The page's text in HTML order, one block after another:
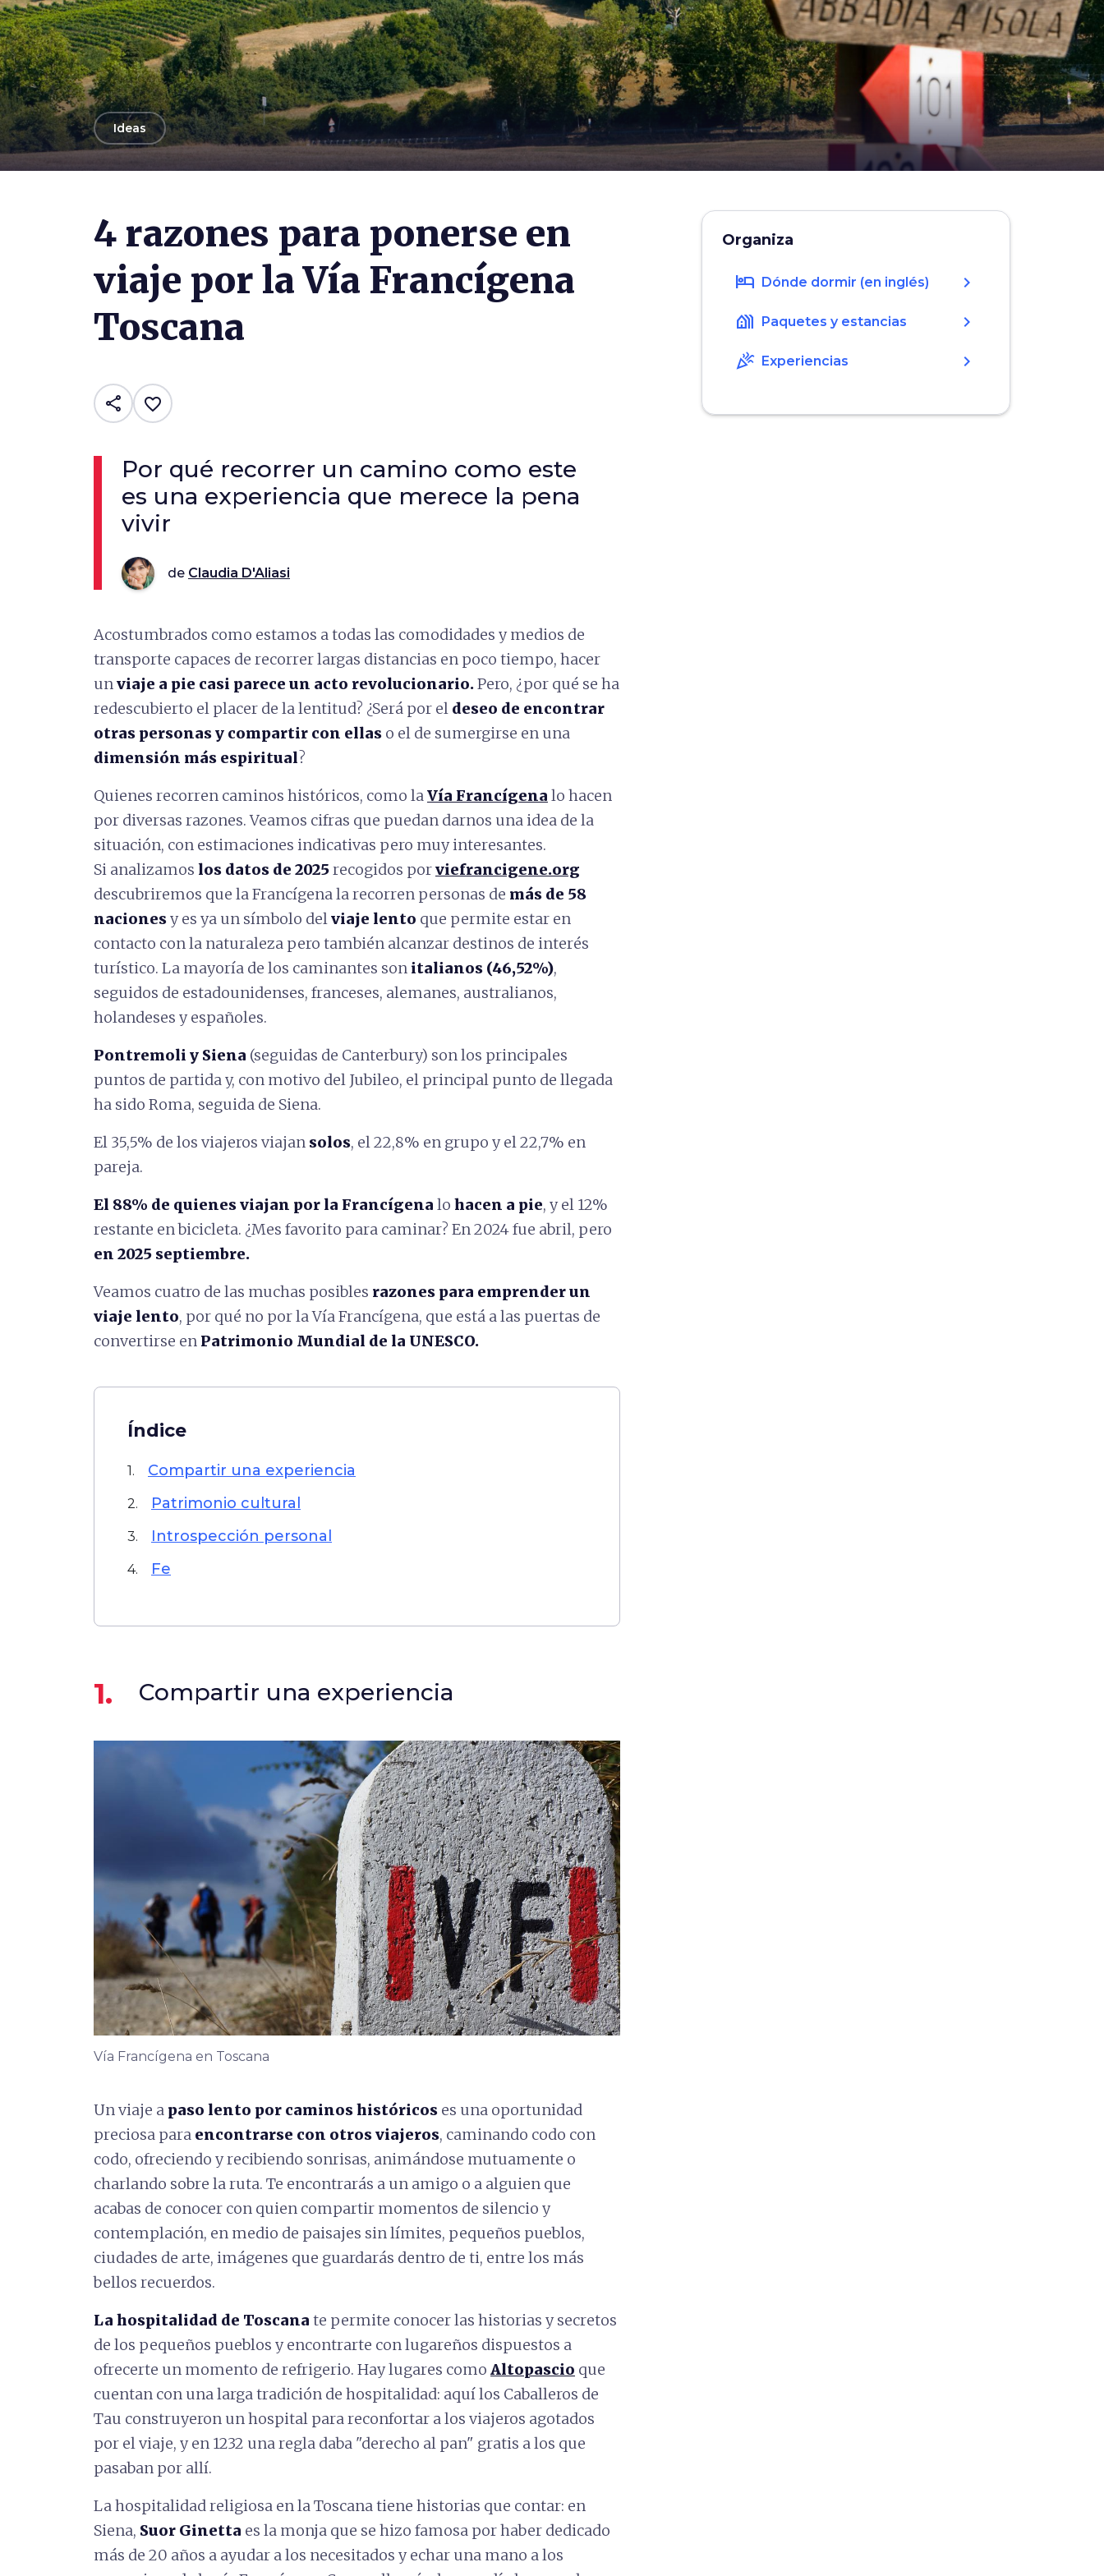
arrow_backIdeas
4 razones para ponerse en
viaje por la Vía Francígena
Toscana
share favorite_border
Por qué recorrer un camino como este
es una experiencia que merece la pena
vivir
de Claudia D'Aliasi
Acostumbrados como estamos a todas las comodidades y medios de
transporte capaces de recorrer largas distancias en poco tiempo, hacer
unviaje a pie casi parece un acto revolucionario.Pero, ¿por qué se ha
redescubierto el placer de la lentitud? ¿Será por el deseo de encontrar
otras personas y compartir con ellas o el de sumergirse en una
dimensión más espiritual?
Quienes recorren caminos históricos, como laVía Francígena lo hacen
por diversas razones. Veamos cifras que puedan darnos una idea de la
situación, con estimaciones indicativas pero muy interesantes.
Si analizamos los datos de 2025recogidos porviefrancigene.org
descubriremos que la Francígena la recorren personas de más de 58
nacionesy es ya un símbolo delviaje lento que permite estar en
contacto con la naturaleza pero también alcanzar destinos de interés
turístico. La mayoría de los caminantes son italianos (46,52%),
seguidos de estadounidenses, franceses, alemanes, australianos,
holandeses y españoles.
Pontremoli y Siena (seguidas de Canterbury) son los principales
puntos de partida y, con motivo del Jubileo, el principal punto de llegada
ha sido Roma, seguida de Siena.
El 35,5% de los viajeros viajan solos, el 22,8% en grupo y el 22,7% en
pareja.
El 88% de quienes viajan por la Francígena lo hacen a pie, y el 12%
restante en bicicleta. ¿Mes favorito para caminar? En 2024 fue abril, pero
en 2025 septiembre.
Veamos cuatro de las muchas posibles razones para emprender un
viaje lento, por qué no por la Vía Francígena, que está a las puertas de
convertirse en Patrimonio Mundial de la UNESCO.
Índice
1. Compartir una experiencia
2. Patrimonio cultural
3. Introspección personal
4. Fe
1. Compartir una experiencia
Vía Francígena en Toscana
Un viaje a paso lento por caminos históricos es una oportunidad
preciosa para encontrarse con otros viajeros, caminando codo con
codo, ofreciendo y recibiendo sonrisas, animándose mutuamente o
charlando sobre la ruta. Te encontrarás a un amigo o a alguien que
acabas de conocer con quien compartir momentos de silencio y
contemplación, en medio de paisajes sin límites, pequeños pueblos,
ciudades de arte, imágenes que guardarás dentro de ti, entre los más
bellos recuerdos.
La hospitalidad de Toscana te permite conocer las historias y secretos
de los pequeños pueblos y encontrarte con lugareños dispuestos a
ofrecerte un momento de refrigerio. Hay lugares como Altopascio que
cuentan con una larga tradición de hospitalidad: aquí los Caballeros de
Tau construyeron un hospital para reconfortar a los viajeros agotados
por el viaje, y en 1232 una regla daba "derecho al pan" gratis a los que
pasaban por allí.
La hospitalidad religiosa en la Toscana tiene historias que contar: en
Siena, Suor Ginetta es la monja que se hizo famosa por haber dedicado
más de 20 años a ayudar a los necesitados y echar una mano a los
Organiza
hotel Dónde dormir (en inglés) chevron_right
holiday_village Paquetes y estancias chevron_right
celebration Experiencias chevron_right